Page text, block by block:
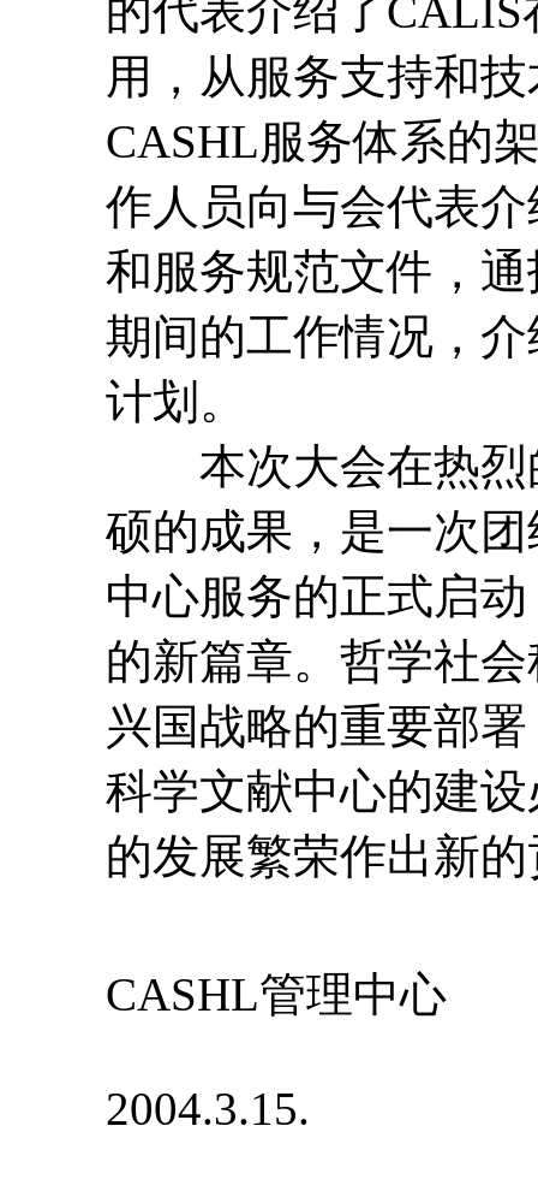
的代表介绍了
用，从服务支持和
CASHL服务体系的
作人员向与会代表
和服务规范文件，
期间的工作情况，
计划。
本次大会在热烈
硕的成果，是一次
中心服务的正式启
的新篇章。哲学社
兴国战略的重要部
科学文献中心的建
的发展繁荣作出新
CASHL管理中心
2004.3.15.